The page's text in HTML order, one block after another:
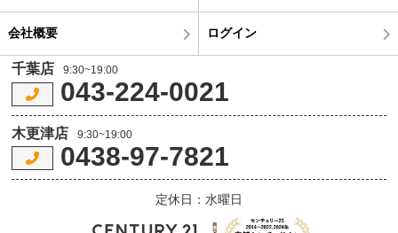
会社概要 ログイン
千葉店 9:30~19:00
043-224-0021
木更津店 9:30~19:00
0438-97-7821
定休日：水曜日